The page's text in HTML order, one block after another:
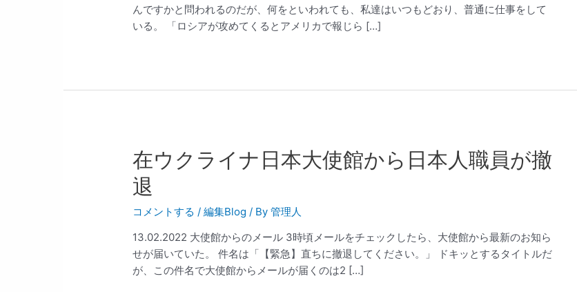
んですかと問われるのだが、何をといわれても、私達はいつもどおり、普通に仕事をして
いる。 「ロシアが攻めてくるとアメリカで報じら […]
在ウクライナ日本大使館から日本人職員が撤
退
コメントする /編集Blog / By管理人
13.02.2022 大使館からのメール 3時頃メールをチェックしたら、大使館から最新のお知ら
せが届いていた。 件名は「【緊急】直ちに撤退してください。」 ドキッとするタイトルだ
が、この件名で大使館からメールが届くのは2 […]